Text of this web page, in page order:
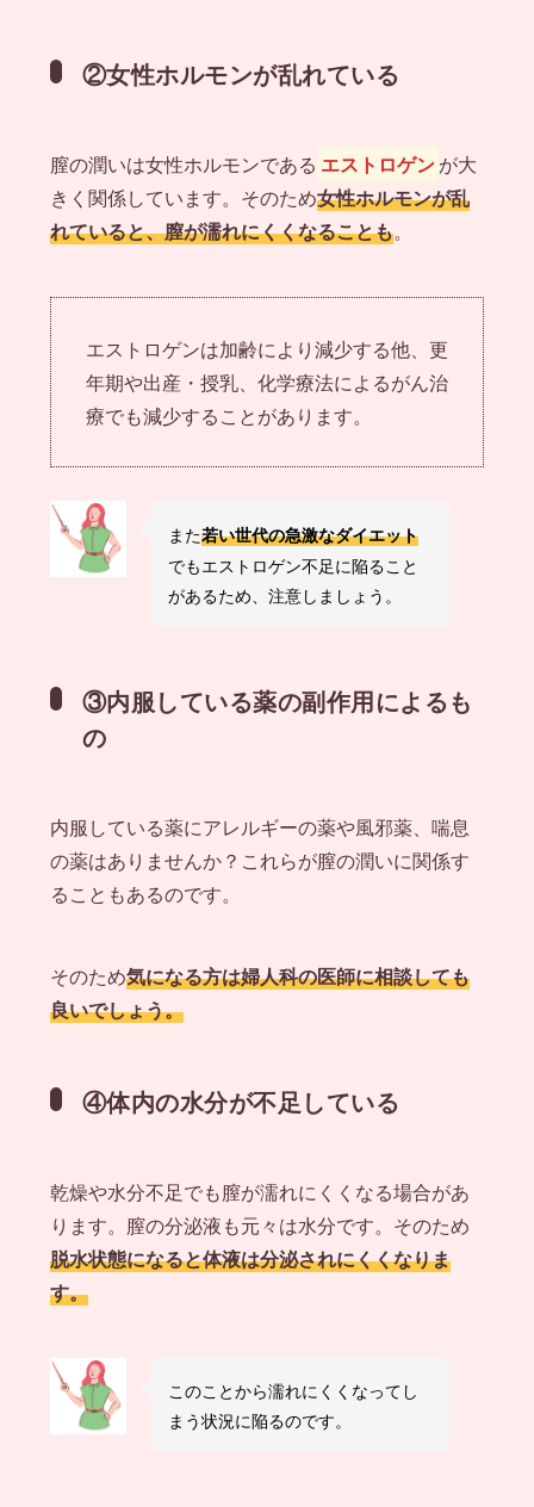
②女性ホルモンが乱れている
膣の潤いは女性ホルモンである エストロゲンが大
きく関係しています。そのため女性ホルモンが乱
れていると、膣が濡れにくくなることも。
エストロゲンは加齢により減少する他、更
年期や出産・授乳、化学療法によるがん治
療でも減少することがあります。
また若い世代の急激なダイエット
でもエストロゲン不足に陥ること
があるため、注意しましょう。
③内服している薬の副作用によるも
の
内服している薬にアレルギーの薬や風邪薬、喘息
の薬はありませんか？これらが膣の潤いに関係す
ることもあるのです。
そのため気になる方は婦人科の医師に相談しても
良いでしょう。
④体内の水分が不足している
乾燥や水分不足でも膣が濡れにくくなる場合があ
ります。膣の分泌液も元々は水分です。そのため
脱水状態になると体液は分泌されにくくなりま
す。
このことから濡れにくくなってし
まう状況に陥るのです。